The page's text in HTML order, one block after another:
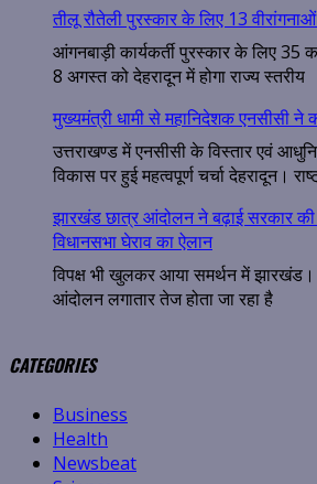
तीलू रौतेली पुरस्कार के लिए 13
आंगनबाड़ी कार्यकर्ती पुरस्कार के लिए 35
8 अगस्त को देहरादून में होगा राज्य स्तरीय
मुख्यमंत्री धामी से महानिदेशक एनसीसी ने
उत्तराखण्ड में एनसीसी के विस्तार एवं
विकास पर हुई महत्वपूर्ण चर्चा देहरादून।
झारखंड छात्र आंदोलन ने बढ़ाई सरकार की
विधानसभा घेराव का ऐलान
विपक्ष भी खुलकर आया समर्थन में
आंदोलन लगातार तेज होता जा रहा है
CATEGORIES
Business
Health
Newsbeat